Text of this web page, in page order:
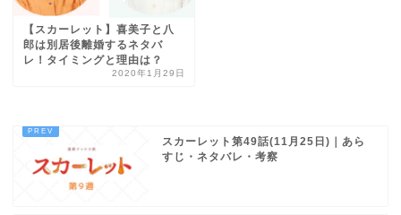
【スカーレット】喜美子と八
郎は別居後離婚するネタバ
レ！タイミングと理由は？
2020年1月29日
スカーレット第49話(11月25日)｜あら
すじ・ネタバレ・考察